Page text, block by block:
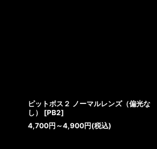
ピットボス２ ノーマルレンズ（偏光な
し）
[PB2]
4,700円 ～4,900円(税込)